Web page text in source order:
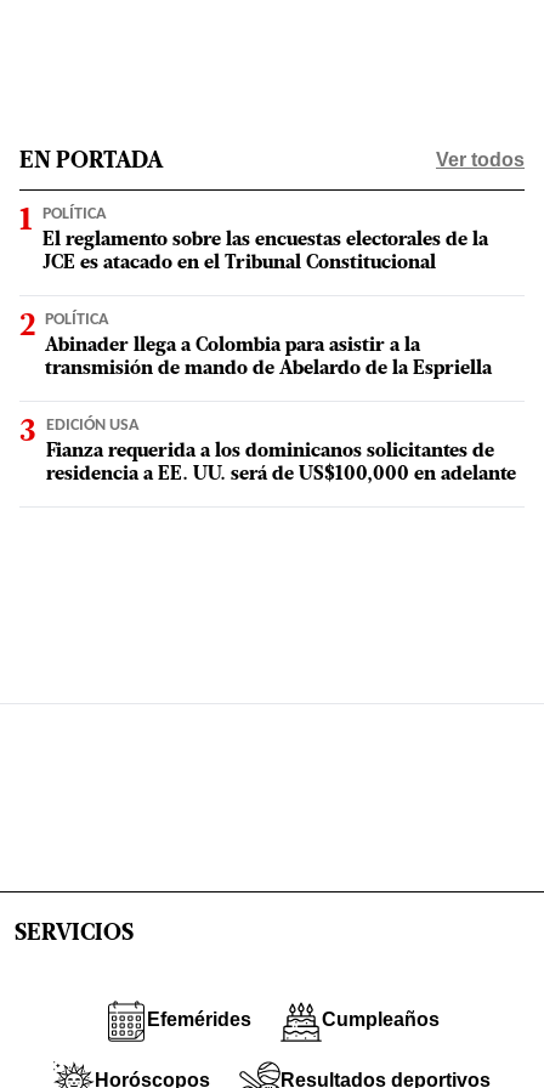
EN PORTADA Ver todos
POLÍTICA
El reglamento sobre las encuestas electorales de la
JCE es atacado en el Tribunal Constitucional
POLÍTICA
Abinader llega a Colombia para asistir a la
transmisión de mando de Abelardo de la Espriella
EDICIÓN USA
Fianza requerida a los dominicanos solicitantes de
residencia a EE. UU. será de US$100,000 en adelante
SERVICIOS
Efemérides Cumpleaños
Horóscopos Resultados deportivos